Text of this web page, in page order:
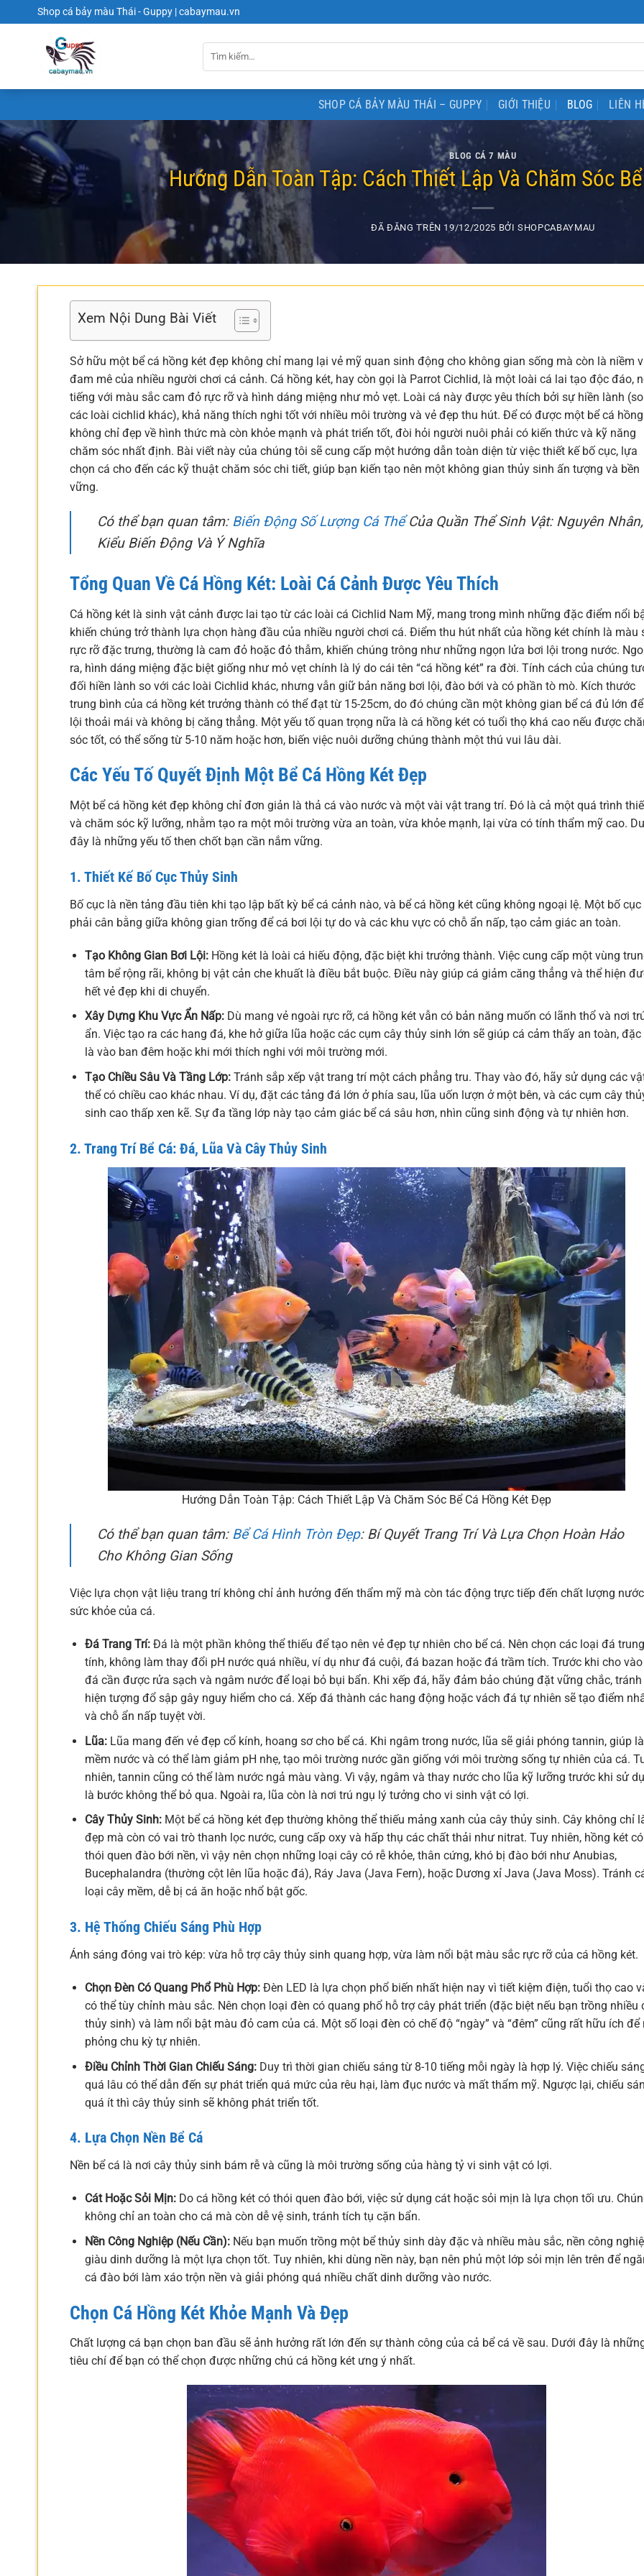
đến
Shop cá bảy màu Thái - Guppy | cabaymau.vn
SHOP CÁ BẢY MÀU THÁI – GUPPY GIỚI THIỆU BLOG LIÊN
BLOG CÁ 7 MÀU
Hướng Dẫn Toàn Tập: Cách Thiết Lập Và Chăm Sóc
ĐÃ ĐĂNG TRÊN 19/12/2025 BỞISHOPCABAYMAU
Xem Nội Dung Bài Viết
Sở hữu một bể cá hồng két đẹp không chỉ mang lại vẻ mỹ quan sinh động cho không gian sống mà còn là niềm
đam mê của nhiều người chơi cá cảnh. Cá hồng két, hay còn gọi là Parrot Cichlid, là một loài cá lai tạo độc đáo,
tiếng với màu sắc cam đỏ rực rỡ và hình dáng miệng như mỏ vẹt. Loài cá này được yêu thích bởi sự hiền lành
các loài cichlid khác), khả năng thích nghi tốt với nhiều môi trường và vẻ đẹp thu hút. Để có được một bể cá
không chỉ đẹp về hình thức mà còn khỏe mạnh và phát triển tốt, đòi hỏi người nuôi phải có kiến thức và kỹ năng
chăm sóc nhất định. Bài viết này của chúng tôi sẽ cung cấp một hướng dẫn toàn diện từ việc thiết kế bố cục, lựa
chọn cá cho đến các kỹ thuật chăm sóc chi tiết, giúp bạn kiến tạo nên một không gian thủy sinh ấn tượng và bền
vững.
Có thể bạn quan tâm: Biến Động Số Lượng Cá ThểCủa Quần Thể Sinh Vật: Nguyên Nhân,
Kiểu Biến Động Và Ý Nghĩa
Tổng Quan Về Cá Hồng Két: Loài Cá Cảnh Được Yêu Thích
Cá hồng két là sinh vật cảnh được lai tạo từ các loài cá Cichlid Nam Mỹ, mang trong mình những đặc điểm nổi
khiến chúng trở thành lựa chọn hàng đầu của nhiều người chơi cá. Điểm thu hút nhất của hồng két chính là màu
rực rỡ đặc trưng, thường là cam đỏ hoặc đỏ thẫm, khiến chúng trông như những ngọn lửa bơi lội trong nước.
ra, hình dáng miệng đặc biệt giống như mỏ vẹt chính là lý do cái tên “cá hồng két” ra đời. Tính cách của chúng
đối hiền lành so với các loài Cichlid khác, nhưng vẫn giữ bản năng bơi lội, đào bới và có phần tò mò. Kích thước
trung bình của cá hồng két trưởng thành có thể đạt từ 15-25cm, do đó chúng cần một không gian bể cá đủ lớn
lội thoải mái và không bị căng thẳng. Một yếu tố quan trọng nữa là cá hồng két có tuổi thọ khá cao nếu được
sóc tốt, có thể sống từ 5-10 năm hoặc hơn, biến việc nuôi dưỡng chúng thành một thú vui lâu dài.
Các Yếu Tố Quyết Định Một Bể Cá Hồng Két Đẹp
Một bể cá hồng két đẹp không chỉ đơn giản là thả cá vào nước và một vài vật trang trí. Đó là cả một quá trình
và chăm sóc kỹ lưỡng, nhằm tạo ra một môi trường vừa an toàn, vừa khỏe mạnh, lại vừa có tính thẩm mỹ cao.
đây là những yếu tố then chốt bạn cần nắm vững.
1. Thiết Kế Bố Cục Thủy Sinh
Bố cục là nền tảng đầu tiên khi tạo lập bất kỳ bể cá cảnh nào, và bể cá hồng két cũng không ngoại lệ. Một bố
phải cân bằng giữa không gian trống để cá bơi lội tự do và các khu vực có chỗ ẩn nấp, tạo cảm giác an toàn.
Tạo Không Gian Bơi Lội:Hồng két là loài cá hiếu động, đặc biệt khi trưởng thành. Việc cung cấp một vùng
tâm bể rộng rãi, không bị vật cản che khuất là điều bắt buộc. Điều này giúp cá giảm căng thẳng và thể hiện
hết vẻ đẹp khi di chuyển.
Xây Dựng Khu Vực Ẩn Nấp:Dù mang vẻ ngoài rực rỡ, cá hồng két vẫn có bản năng muốn có lãnh thổ và nơi
ẩn. Việc tạo ra các hang đá, khe hở giữa lũa hoặc các cụm cây thủy sinh lớn sẽ giúp cá cảm thấy an toàn, đặc
là vào ban đêm hoặc khi mới thích nghi với môi trường mới.
Tạo Chiều Sâu Và Tầng Lớp:Tránh sắp xếp vật trang trí một cách phẳng tru. Thay vào đó, hãy sử dụng các
thể có chiều cao khác nhau. Ví dụ, đặt các tảng đá lớn ở phía sau, lũa uốn lượn ở một bên, và các cụm cây
sinh cao thấp xen kẽ. Sự đa tầng lớp này tạo cảm giác bể cá sâu hơn, nhìn cũng sinh động và tự nhiên hơn.
2. Trang Trí Bể Cá: Đá, Lũa Và Cây Thủy Sinh
Hướng Dẫn Toàn Tập: Cách Thiết Lập Và Chăm Sóc Bể Cá Hồng Két Đẹp
Có thể bạn quan tâm: Bể Cá Hình Tròn Đẹp: Bí Quyết Trang Trí Và Lựa Chọn Hoàn Hảo
Cho Không Gian Sống
Việc lựa chọn vật liệu trang trí không chỉ ảnh hưởng đến thẩm mỹ mà còn tác động trực tiếp đến chất lượng
sức khỏe của cá.
Đá Trang Trí:Đá là một phần không thể thiếu để tạo nên vẻ đẹp tự nhiên cho bể cá. Nên chọn các loại đá trung
tính, không làm thay đổi pH nước quá nhiều, ví dụ như đá cuội, đá bazan hoặc đá trầm tích. Trước khi cho vào
đá cần được rửa sạch và ngâm nước để loại bỏ bụi bẩn. Khi xếp đá, hãy đảm bảo chúng đặt vững chắc, tránh
hiện tượng đổ sập gây nguy hiểm cho cá. Xếp đá thành các hang động hoặc vách đá tự nhiên sẽ tạo điểm
và chỗ ẩn nấp tuyệt vời.
Lũa:Lũa mang đến vẻ đẹp cổ kính, hoang sơ cho bể cá. Khi ngâm trong nước, lũa sẽ giải phóng tannin, giúp
mềm nước và có thể làm giảm pH nhẹ, tạo môi trường nước gần giống với môi trường sống tự nhiên của cá.
nhiên, tannin cũng có thể làm nước ngả màu vàng. Vì vậy, ngâm và thay nước cho lũa kỹ lưỡng trước khi sử
là bước không thể bỏ qua. Ngoài ra, lũa còn là nơi trú ngụ lý tưởng cho vi sinh vật có lợi.
Cây Thủy Sinh:Một bể cá hồng két đẹp thường không thể thiếu mảng xanh của cây thủy sinh. Cây không chỉ
đẹp mà còn có vai trò thanh lọc nước, cung cấp oxy và hấp thụ các chất thải như nitrat. Tuy nhiên, hồng két có
thói quen đào bới nền, vì vậy nên chọn những loại cây có rễ khỏe, thân cứng, khó bị đào bới như Anubias,
Bucephalandra (thường cột lên lũa hoặc đá), Ráy Java (Java Fern), hoặc Dương xỉ Java (Java Moss). Tránh
loại cây mềm, dễ bị cá ăn hoặc nhổ bật gốc.
3. Hệ Thống Chiếu Sáng Phù Hợp
Ánh sáng đóng vai trò kép: vừa hỗ trợ cây thủy sinh quang hợp, vừa làm nổi bật màu sắc rực rỡ của cá hồng két.
Chọn Đèn Có Quang Phổ Phù Hợp:Đèn LED là lựa chọn phổ biến nhất hiện nay vì tiết kiệm điện, tuổi thọ cao
có thể tùy chỉnh màu sắc. Nên chọn loại đèn có quang phổ hỗ trợ cây phát triển (đặc biệt nếu bạn trồng nhiều
thủy sinh) và làm nổi bật màu đỏ cam của cá. Một số loại đèn có chế độ “ngày” và “đêm” cũng rất hữu ích để
phỏng chu kỳ tự nhiên.
Điều Chỉnh Thời Gian Chiếu Sáng:Duy trì thời gian chiếu sáng từ 8-10 tiếng mỗi ngày là hợp lý. Việc chiếu
quá lâu có thể dẫn đến sự phát triển quá mức của rêu hại, làm đục nước và mất thẩm mỹ. Ngược lại, chiếu
quá ít thì cây thủy sinh sẽ không phát triển tốt.
4. Lựa Chọn Nền Bể Cá
Nền bể cá là nơi cây thủy sinh bám rễ và cũng là môi trường sống của hàng tỷ vi sinh vật có lợi.
Cát Hoặc Sỏi Mịn:Do cá hồng két có thói quen đào bới, việc sử dụng cát hoặc sỏi mịn là lựa chọn tối ưu.
không chỉ an toàn cho cá mà còn dễ vệ sinh, tránh tích tụ cặn bẩn.
Nền Công Nghiệp (Nếu Cần):Nếu bạn muốn trồng một bể thủy sinh dày đặc và nhiều màu sắc, nền công
giàu dinh dưỡng là một lựa chọn tốt. Tuy nhiên, khi dùng nền này, bạn nên phủ một lớp sỏi mịn lên trên để
cá đào bới làm xáo trộn nền và giải phóng quá nhiều chất dinh dưỡng vào nước.
Chọn Cá Hồng Két Khỏe Mạnh Và Đẹp
Chất lượng cá bạn chọn ban đầu sẽ ảnh hưởng rất lớn đến sự thành công của cả bể cá về sau. Dưới đây là
tiêu chí để bạn có thể chọn được những chú cá hồng két ưng ý nhất.